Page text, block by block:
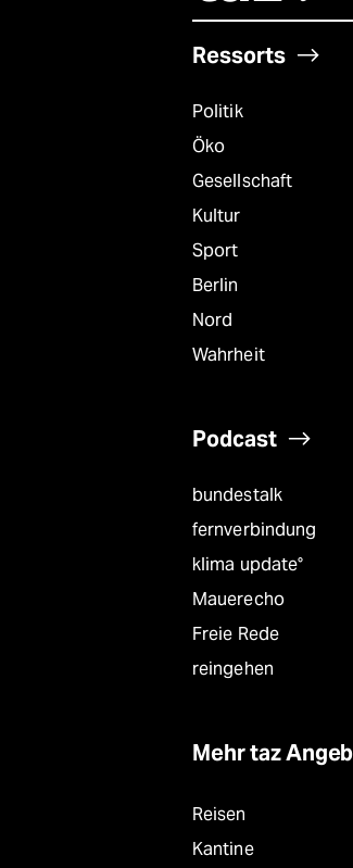
Ressorts
Politik
Öko
Gesellschaft
Kultur
Sport
Berlin
Nord
Wahrheit
Podcast
bundestalk
fernverbindung
klima update°
Mauerecho
Freie Rede
reingehen
Mehr taz
Reisen
Kantine